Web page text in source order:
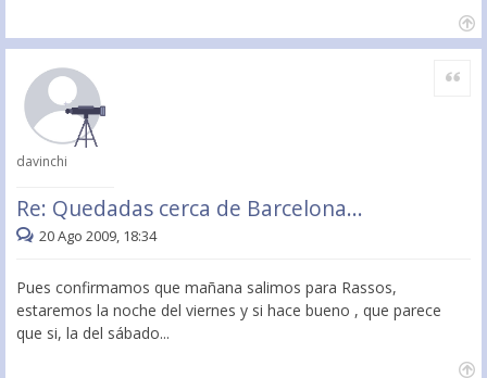
davinchi
Re: Quedadas cerca de Barcelona...
Citar
20 Ago 2009, 18:34
Pues confirmamos que mañana salimos para Rassos,
estaremos la noche del viernes y si hace bueno , que parece
que si, la del sábado...